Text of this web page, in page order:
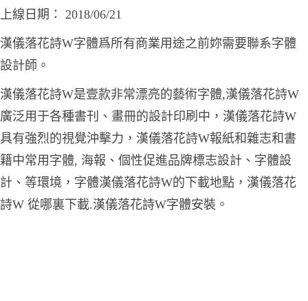
上線日期： 2018/06/21
漢儀落花詩W字體爲所有商業用途之前妳需要聯系字體
設計師。
漢儀落花詩W是壹款非常漂亮的藝術字體,漢儀落花詩W
廣泛用于各種書刊、畫冊的設計印刷中，漢儀落花詩W
具有強烈的視覺沖擊力，漢儀落花詩W報紙和雜志和書
籍中常用字體, 海報、個性促進品牌標志設計、字體設
計、等環境，字體漢儀落花詩W的下載地點，漢儀落花
詩W 從哪裏下載.漢儀落花詩W字體安裝。